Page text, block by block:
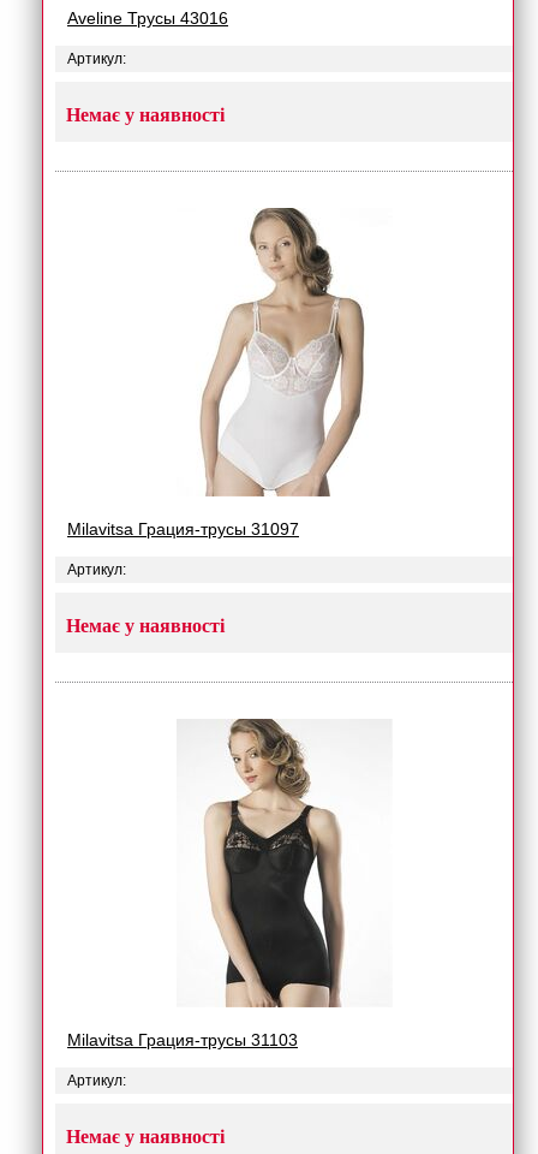
Aveline Трусы 43016
Артикул:
Немає у наявності
Milavitsa Грация-трусы 31097
Артикул:
Немає у наявності
Milavitsa Грация-трусы 31103
Артикул:
Немає у наявності